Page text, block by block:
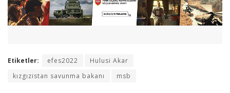
Etiketler: efes2022
Hulusi Akar
kızgızistan savunma bakanı
msb